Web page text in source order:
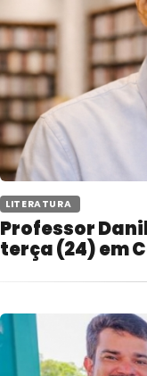
LITERATURA
Professor
terça (24) em